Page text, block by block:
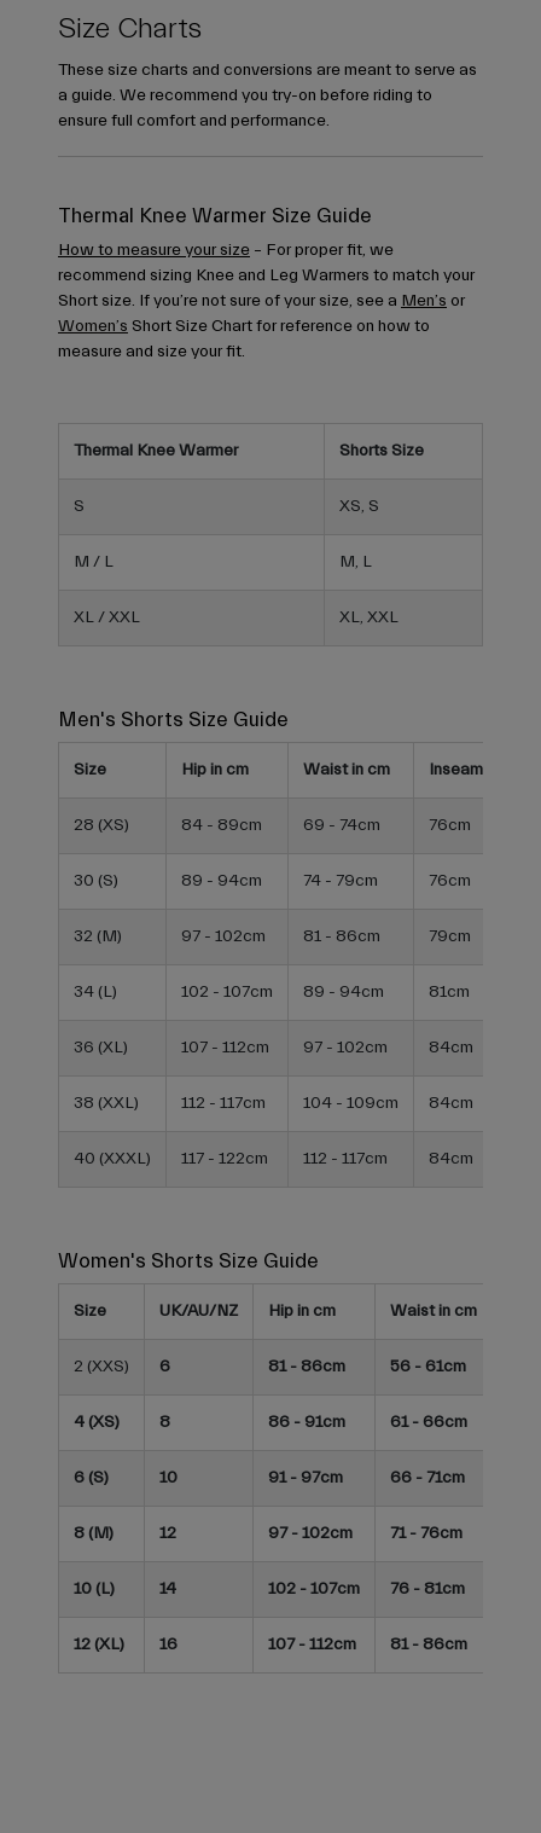
Size Charts
These size charts and conversions are meant to serve as
a guide. We recommend you try-on before riding to
ensure full comfort and performance.
Thermal Knee Warmer Size Guide
How to measure your size – For proper fit, we
recommend sizing Knee and Leg Warmers to match your
Short size. If you’re not sure of your size, see a Men’s or
Women’s Short Size Chart for reference on how to
measure and size your fit.
Thermal Knee Warmer Shorts Size
S XS, S
M / L M, L
XL / XXL XL, XXL
Men's Shorts Size Guide
Size Hip in cm Waist in cm Inseam in cm
28 (XS) 84 - 89cm 69 - 74cm 76cm
30 (S) 89 - 94cm 74 - 79cm 76cm
32 (M) 97 - 102cm 81 - 86cm 79cm
34 (L) 102 - 107cm 89 - 94cm 81cm
36 (XL) 107 - 112cm 97 - 102cm 84cm
38 (XXL) 112 - 117cm 104 - 109cm 84cm
40 (XXXL) 117 - 122cm 112 - 117cm 84cm
Women's Shorts Size Guide
Size UK/AU/NZ Hip in cm Waist in cm
2 (XXS) 6 81 - 86cm 56 - 61cm
4 (XS) 8 86 - 91cm 61 - 66cm
6 (S) 10 91 - 97cm 66 - 71cm
8 (M) 12 97 - 102cm 71 - 76cm
10 (L) 14 102 - 107cm 76 - 81cm
12 (XL) 16 107 - 112cm 81 - 86cm